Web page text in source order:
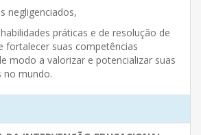
negligenciados,
práticas e de resolução de
fortalecer suas competências
modo a valorizar e potencializar suas
no mundo.